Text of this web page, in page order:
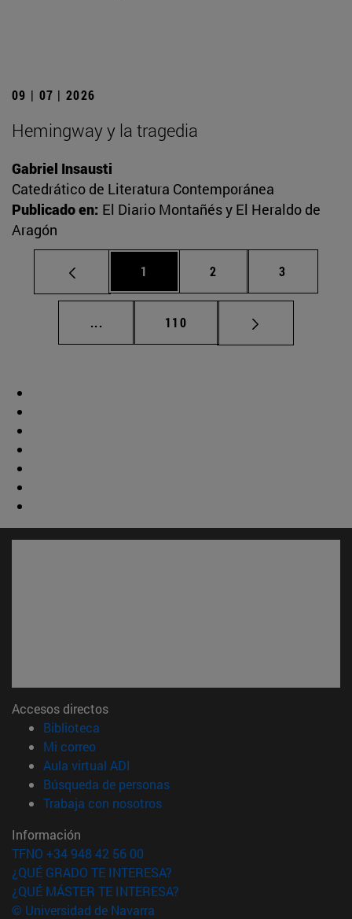
09 | 07 | 2026
Hemingway y la tragedia
Gabriel Insausti
Catedrático de Literatura Contemporánea
Publicado en: El Diario Montañés y El Heraldo de
Aragón
Página
1 Página
2 Página
3
... Páginas intermedias Use TAB para
Página
110
Accesos directos
Biblioteca
Mi correo(abre en nueva ventana)
Aula virtual ADI
Búsqueda de personas(abre en nueva ventana)
Trabaja con nosotros(abre en nueva ventana)
Información
TFNO +34 948 42 56 00
¿QUÉ GRADO TE INTERESA?
¿QUÉ MÁSTER TE INTERESA?
© Universidad de Navarra